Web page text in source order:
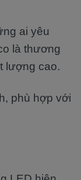
ai yêu
là thương
lượng cao.
phù hợp với